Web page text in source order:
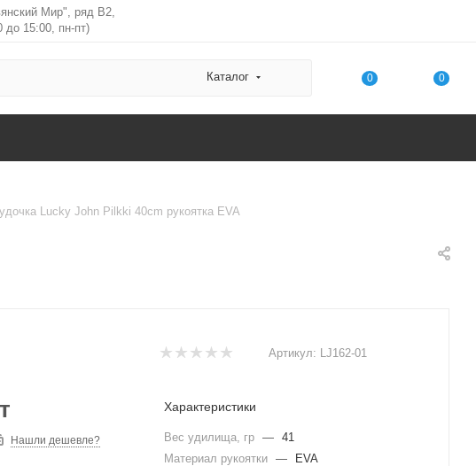
Мир", ряд В2,
до 15:00, пн-пт)
Каталог 0 0
Lucky John Pilkki 40cm рукоятка EVA
Артикул: LJ162-01
Нашли дешевле?
Характеристики
Вес удилища, гр — 41
Материал рукоятки —
EVA